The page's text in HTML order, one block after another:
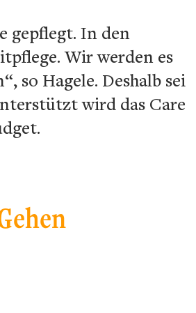
gepflegt. In den
Wir werden es
so Hagele. Deshalb sei
wird das Care